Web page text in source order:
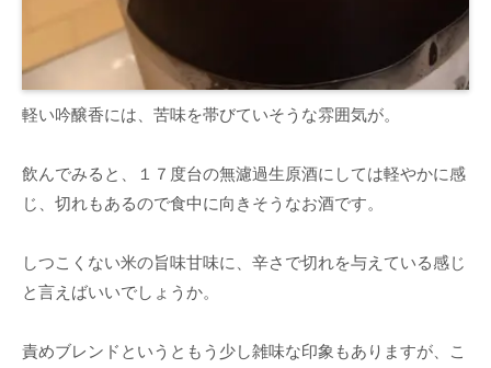
軽い吟醸香には、苦味を帯びていそうな雰囲気が。
飲んでみると、１７度台の無濾過生原酒にしては軽やかに感
じ、切れもあるので食中に向きそうなお酒です。
しつこくない米の旨味甘味に、辛さで切れを与えている感じ
と言えばいいでしょうか。
責めブレンドというともう少し雑味な印象もありますが、こ